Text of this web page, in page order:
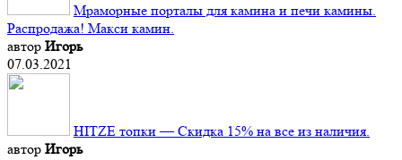
Мраморные порталы для камина и печи камины.
Распродажа! Макси камин.
автор Игорь
07.03.2021
HITZE топки — Скидка 15% на все из наличия.
автор Игорь